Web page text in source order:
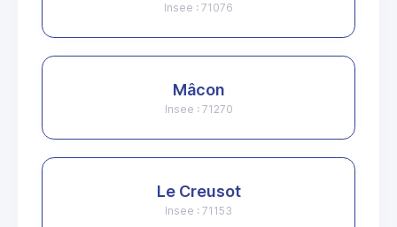
Insee : 71076
Mâcon
Insee : 71270
Le Creusot
Insee : 71153